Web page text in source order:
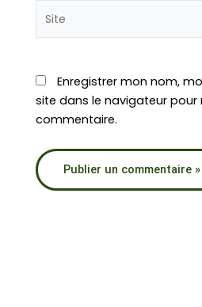
Enregistrer mon nom,
site dans le navigateur
commentaire.